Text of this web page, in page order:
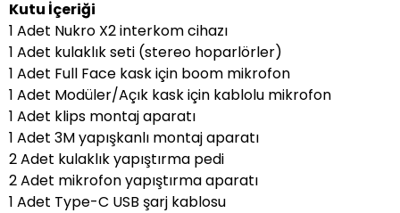
Kutu İçeriği
1 Adet Nukro X2 interkom cihazı
1 Adet kulaklık seti (stereo hoparlörler)
1 Adet Full Face kask için boom mikrofon
1 Adet Modüler/Açık kask için kablolu mikrofon
1 Adet klips montaj aparatı
1 Adet 3M yapışkanlı montaj aparatı
2 Adet kulaklık yapıştırma pedi
2 Adet mikrofon yapıştırma aparatı
1 Adet Type-C USB şarj kablosu